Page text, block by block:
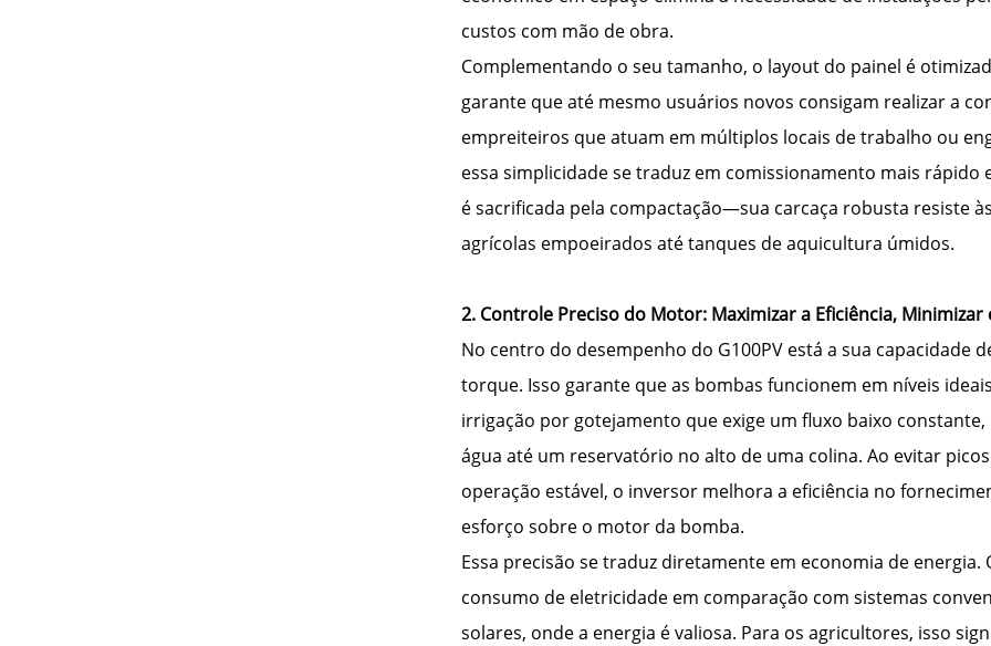
custos com mão de obra.
Complementando o seu tamanho, o layout do painel é
garante que até mesmo usuários novos consigam realizar a
empreiteiros que atuam em múltiplos locais de trabalho ou
essa simplicidade se traduz em comissionamento mais
é sacrificada pela compactação—sua carcaça robusta resiste
agrícolas empoeirados até tanques de aquicultura úmidos.
2. Controle Preciso do Motor: Maximizar a Eficiência,
No centro do desempenho do G100PV está a sua capacidade
torque. Isso garante que as bombas funcionem em níveis
irrigação por gotejamento que exige um fluxo baixo
água até um reservatório no alto de uma colina. Ao evitar
operação estável, o inversor melhora a eficiência no
esforço sobre o motor da bomba.
Essa precisão se traduz diretamente em economia de
consumo de eletricidade em comparação com sistemas
solares, onde a energia é valiosa. Para os agricultores, isso